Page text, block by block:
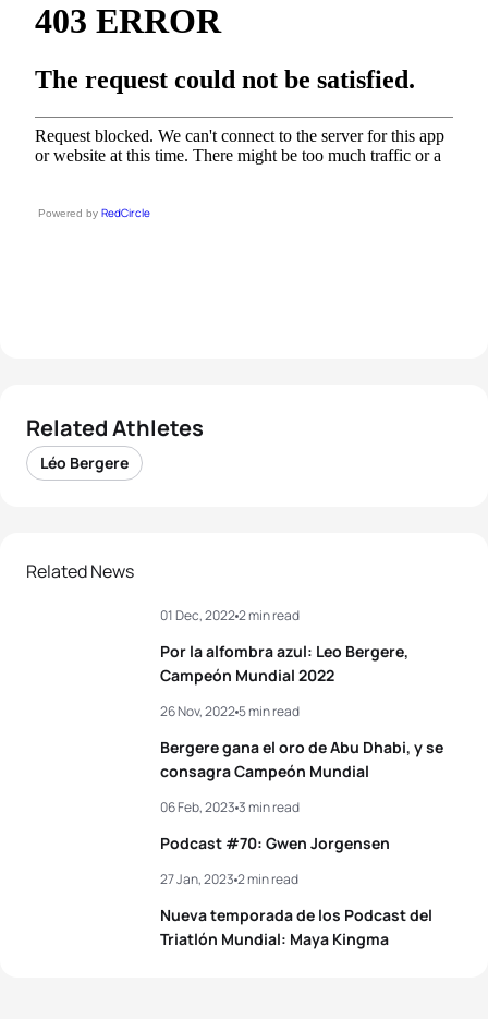
Powered by RedCircle
Related Athletes
Léo Bergere
Related News
Por la alfombra azul: Leo Bergere,
Campeón Mundial 2022
01 Dec, 20222 min read
Bergere gana el oro de Abu Dhabi, y se
consagra Campeón Mundial
26 Nov, 20225 min read
Podcast #70: Gwen Jorgensen
06 Feb, 2023 3 min read
Nueva temporada de los Podcast del
Triatlón Mundial: Maya Kingma
27 Jan, 2023 2 min read